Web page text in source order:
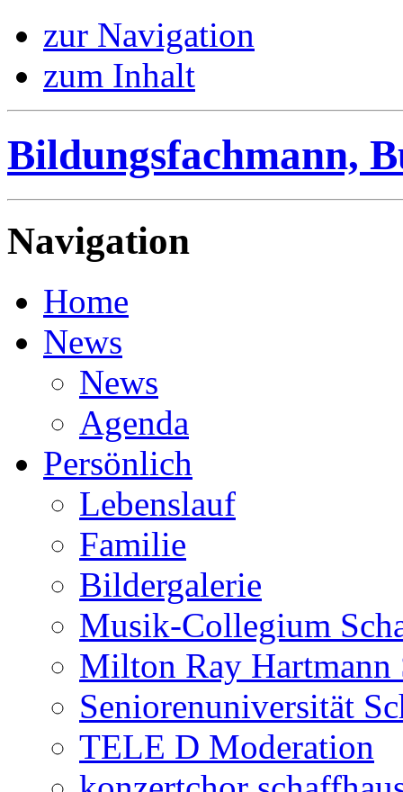
zur Navigation
zum Inhalt
Bildungsfachmann,
Navigation
Home
News
News
Agenda
Persönlich
Lebenslauf
Familie
Bildergalerie
Musik-Collegium
Milton Ray
Seniorenuniversität
TELE D Moderation